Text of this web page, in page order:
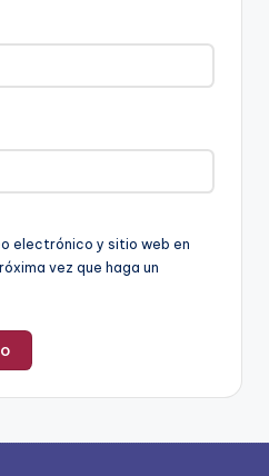
electrónico y sitio web en
vez que haga un